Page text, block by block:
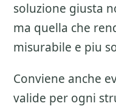
soluzione giusta
ma quella che
misurabile e piu
Conviene anche
valide per ogni